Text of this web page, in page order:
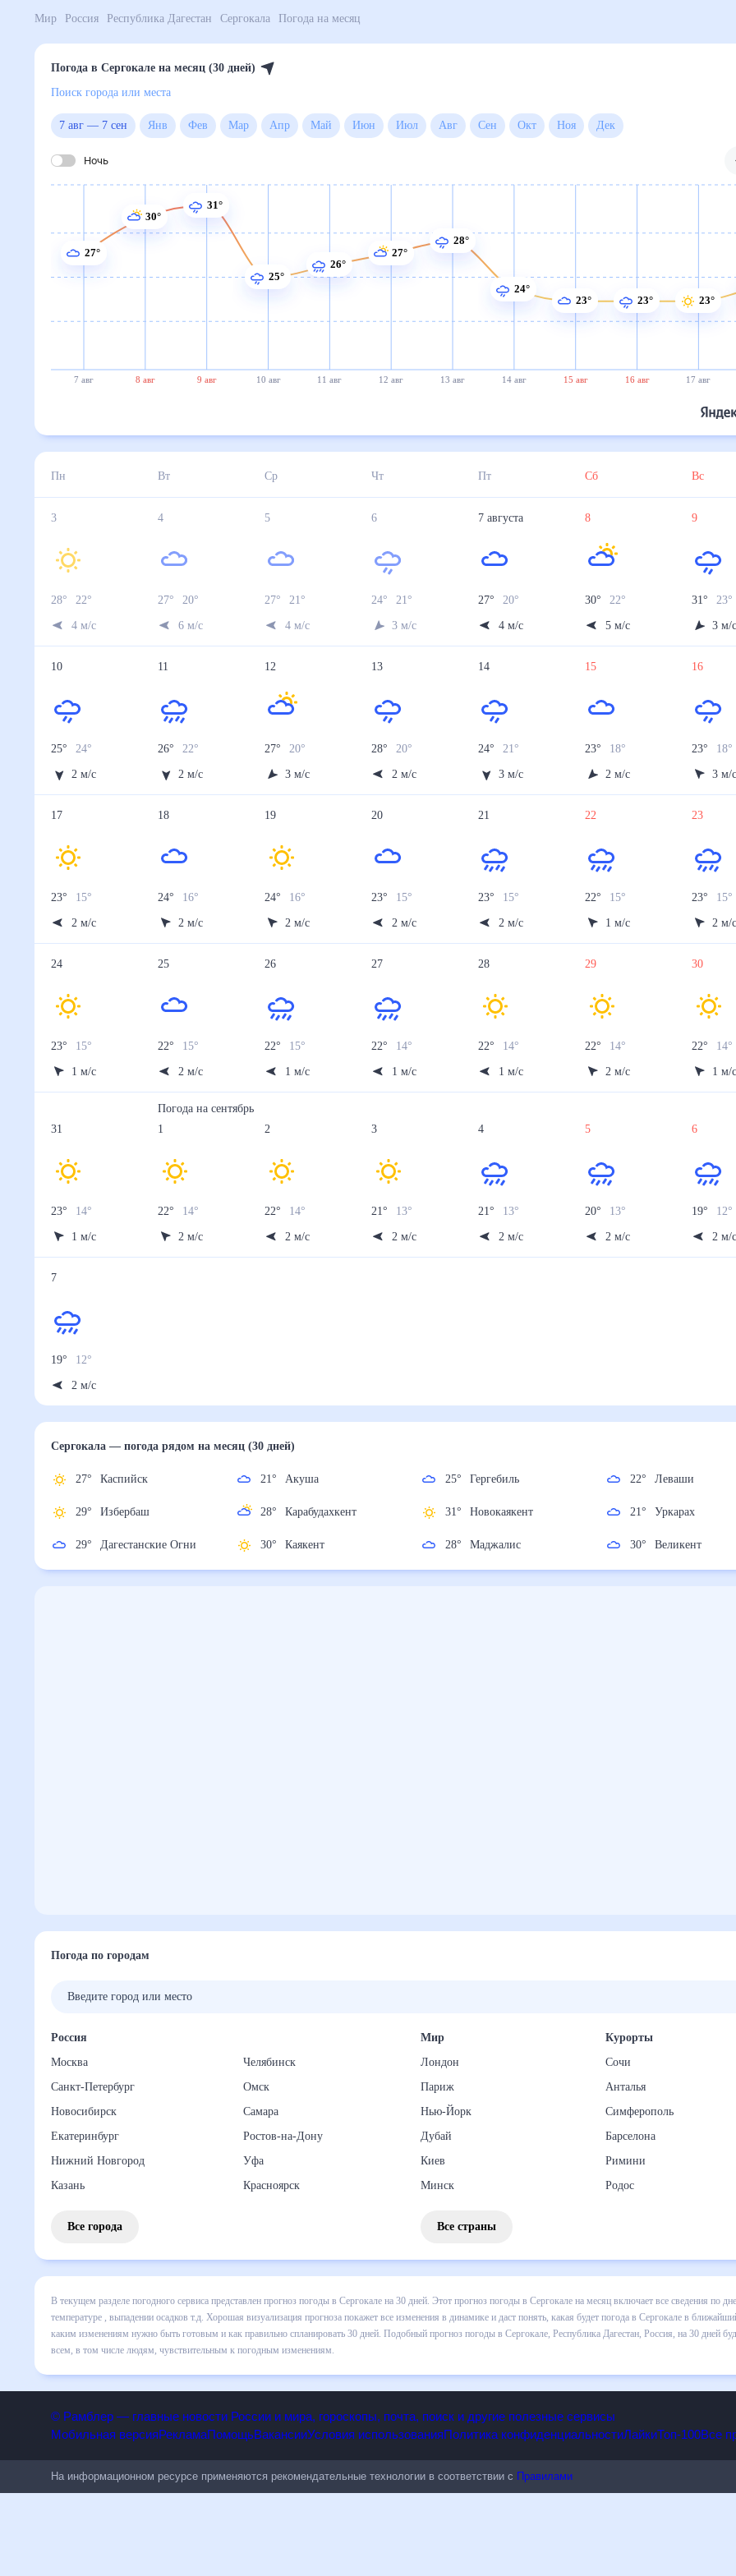
Мир Россия Республика Дагестан Сергокала Погода на месяц
Погода в Сергокале на месяц (30 дней)
Поиск города или места
7 авг—7 сен Янв Фев Мар Апр Май Июн Июл Авг Сен Окт Ноя
Ночь
7 авг 8 авг 9 авг 10 авг 11 авг 12 авг 13 авг 14 авг 15 авг 16 авг 17 авг
27°
30°
31°
25°
26°
27°
28°
24°
23° 23° 23°
Пн Вт Ср Чт Пт Сб Вс
3
28° 22
4 м/с
4
27° 20
6 м/с
5
27° 21°
4 м/с
6
24° 21°
3 м/с
7 августа
27° 20
4 м/с
8
30° 22
5 м/с
9
31° 23°
3 м/
10
25° 24
2 м/с
11
26° 22
2 м/с
12
27° 20
3 м/с
13
28° 20
2 м/с
14
24° 21°
3 м/с
15
23° 18°
2 м/с
16
23° 18°
3 м/
17
23° 15°
2 м/с
18
24° 16°
2 м/с
19
24° 16°
2 м/с
20
23° 15°
2 м/с
21
23° 15°
2 м/с
22
22° 15°
1 м/с
23
23° 15°
2 м/
24
23° 15°
1 м/с
25
22° 15°
2 м/с
26
22° 15°
1 м/с
27
22° 14°
1 м/с
28
22° 14°
1 м/с
29
22° 14°
2 м/с
30
22° 14°
1 м/
31
23° 14°
1 м/с
Погода насентябрь
1
22° 14°
2 м/с
2
22° 14°
2 м/с
3
21° 13°
2 м/с
4
21° 13°
2 м/с
5
20° 13°
2 м/с
6
19° 12°
2 м/
7
19° 12°
2 м/с
Сергокала— погода рядомна месяц (30 дней)
27° Каспийск
29° Избербаш
29° Дагестанские Огни
21° Акуша
28° Карабудахкент
30° Каякент
25° Гергебиль
31° Новокаякент
28° Маджалис
22° Леваши
21° Уркарах
30° Великент
Погода по городам
Россия
Москва
Санкт-Петербург
Новосибирск
Екатеринбург
Нижний Новгород
Казань
Челябинск
Омск
Самара
Ростов-на-Дону
Уфа
Красноярск
Все города
Мир
Лондон
Париж
Нью-Йорк
Дубай
Киев
Минск
Курорты
Сочи
Анталья
Симферополь
Барселона
Римини
Родос
Все страны
В текущем разделе погодного сервиса представлен прогноз погоды в Сергокале на 30 дней. Этот прогноз погоды в Сергокале
включает все сведения по дневной температуре , выпадении осадков т.д. Хорошая визуализация прогноза покажет все
динамике и даст понять, какая будет погода в Сергокале в ближайший месяц, к каким изменениям нужно быть готовым и как
спланировать 30 дней. Подобный прогноз погоды в Сергокале, Республика Дагестан, Россия, на 30 дней будет полезен всем, в
© Рамблер — главные новости России и мира, гороскопы, почта, поиск и другие полезные сервисы
На информационном ресурсе применяются рекомендательные технологии в соответствии сПравилами